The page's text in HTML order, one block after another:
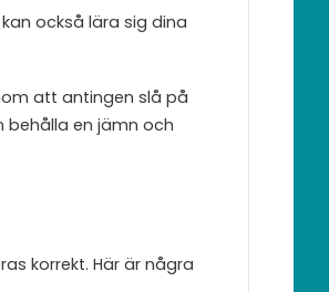
också lära sig dina
att antingen slå på
behålla en jämn och
korrekt. Här är några